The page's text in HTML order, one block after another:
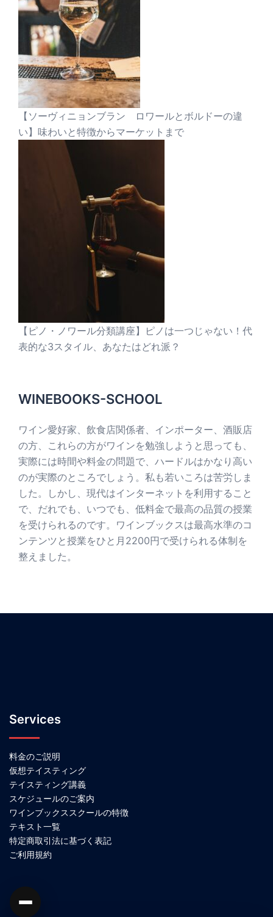
【ソーヴィニョンブラン ロワールとボルドーの違
い】味わいと特徴からマーケットまで
【ピノ・ノワール分類講座】ピノは一つじゃない！代
表的な3スタイル、あなたはどれ派？
WINEBOOKS-SCHOOL
ワイン愛好家、飲食店関係者、インポーター、酒販店
の方、これらの方がワインを勉強しようと思っても、
実際には時間や料金の問題で、ハードルはかなり高い
のが実際のところでしょう。私も若いころは苦労しま
した。しかし、現代はインターネットを利用すること
で、だれでも、いつでも、低料金で最高の品質の授業
を受けられるのです。ワインブックスは最高水準のコ
ンテンツと授業をひと月2200円で受けられる体制を
整えました。
Services
料金のご説明
仮想テイスティング
テイスティング講義
スケジュールのご案内
ワインブックススクールの特徴
テキスト一覧
特定商取引法に基づく表記
ご利用規約